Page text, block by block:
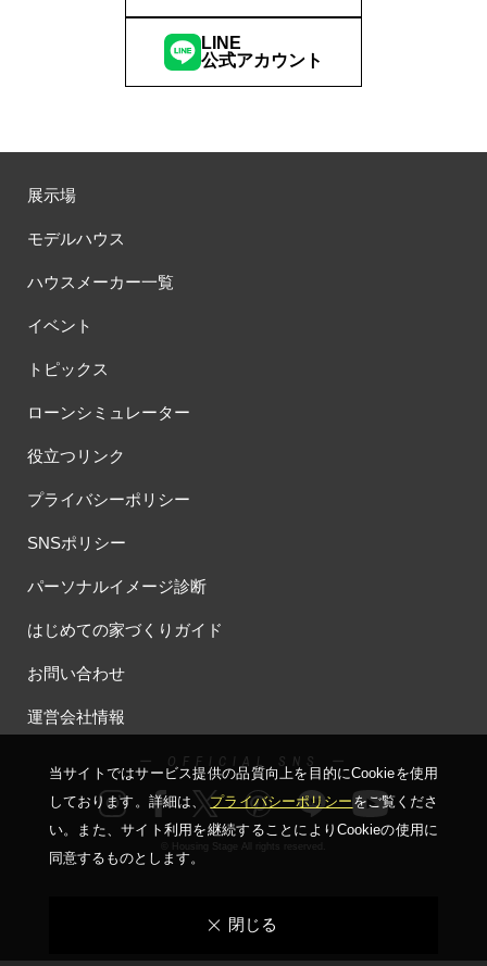
LINE
公式アカウント
展示場
モデルハウス
ハウスメーカー一覧
イベント
トピックス
ローンシミュレーター
役立つリンク
プライバシーポリシー
SNSポリシー
パーソナルイメージ診断
はじめての家づくりガイド
お問い合わせ
運営会社情報
ー OFFICIAL SNS ー
© Housing Stage All rights reserved.
当サイトではサービス提供の品質向上を⽬的にCookieを使⽤
しております。詳細は、プライバシーポリシーをご覧くださ
い。
また、サイト利⽤を継続することによりCookieの使⽤に
同意するものとします。
閉じる